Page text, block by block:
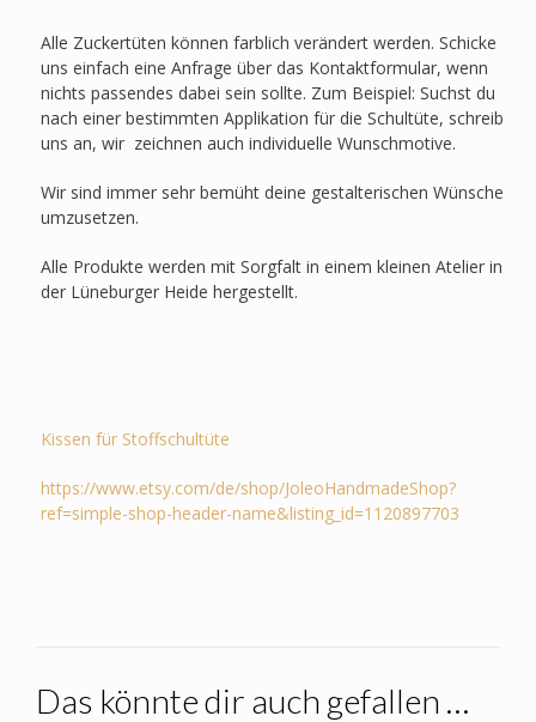
Alle Zuckertüten können farblich verändert werden. Schicke
uns einfach eine Anfrage über das Kontaktformular, wenn
nichts passendes dabei sein sollte. Zum Beispiel: Suchst du
nach einer bestimmten Applikation für die Schultüte, schreib
uns an, wir zeichnen auch individuelle Wunschmotive.
Wir sind immer sehr bemüht deine gestalterischen Wünsche
umzusetzen.
Alle Produkte werden mit Sorgfalt in einem kleinen Atelier in
der Lüneburger Heide hergestellt.
Kissen für Stoffschultüte
https://www.etsy.com/de/shop/JoleoHandmadeShop?
ref=simple-shop-header-name&listing_id=1120897703
Das könnte dir auch gefallen …